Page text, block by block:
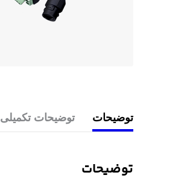
توضیحات توضیحات تکمیلی
توضیحات